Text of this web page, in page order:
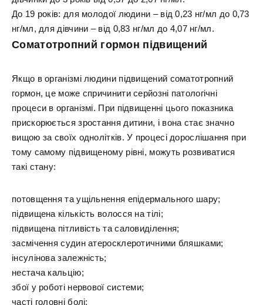
До 19 років: для молодої людини – від 0,23 нг/мл до 0,73
нг/мл, для дівчини – від 0,83 нг/мл до 4,07 нг/мл.
Соматотропний гормон підвищений
Якщо в організмі людини підвищений соматотропний
гормон, це може спричинити серйозні патологічні
процеси в організмі. При підвищенні цього показника
прискорюється зростання дитини, і вона стає значно
вищою за своїх однолітків. У процесі дорослішання при
тому самому підвищеному рівні, можуть розвиватися
такі стану:
потовщення та ущільнення епідермального шару;
підвищена кількість волосся на тілі;
підвищена пітливість та саловиділення;
засмічення судин атеросклеротичними бляшками;
інсулінова залежність;
нестача кальцію;
збої у роботі нервової системи;
часті головні болі;